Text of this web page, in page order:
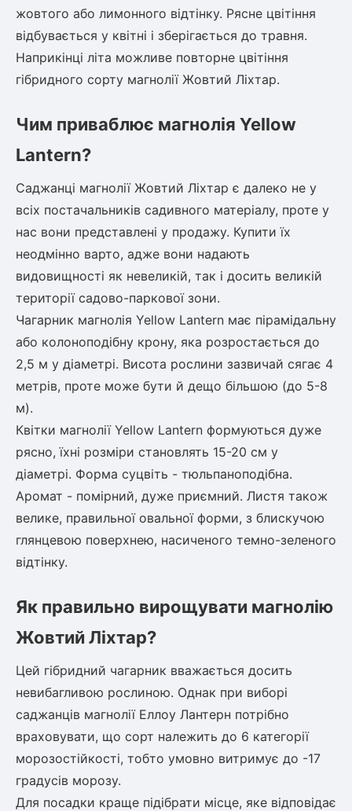
жовтого або лимонного відтінку. Рясне цвітіння
відбувається у квітні і зберігається до травня.
Наприкінці літа можливе повторне цвітіння
гібридного сорту магнолії Жовтий Ліхтар.
Чим приваблює магнолія Yellow
Lantern?
Саджанці магнолії Жовтий Ліхтар є далеко не у
всіх постачальників садивного матеріалу, проте у
нас вони представлені у продажу. Купити їх
неодмінно варто, адже вони надають
видовищності як невеликій, так і досить великій
території садово-паркової зони.
Чагарник магнолія Yellow Lantern має пірамідальну
або колоноподібну крону, яка розростається до
2,5 м у діаметрі. Висота рослини зазвичай сягає 4
метрів, проте може бути й дещо більшою (до 5-8
м).
Квітки магнолії Yellow Lantern формуються дуже
рясно, їхні розміри становлять 15-20 см у
діаметрі. Форма суцвіть - тюльпаноподібна.
Аромат - помірний, дуже приємний. Листя також
велике, правильної овальної форми, з блискучою
глянцевою поверхнею, насиченого темно-зеленого
відтінку.
Як правильно вирощувати магнолію
Жовтий Ліхтар?
Цей гібридний чагарник вважається досить
невибагливою рослиною. Однак при виборі
саджанців магнолії Еллоу Лантерн потрібно
враховувати, що сорт належить до 6 категорії
морозостійкості, тобто умовно витримує до -17
градусів морозу.
Для посадки краще підібрати місце, яке відповідає